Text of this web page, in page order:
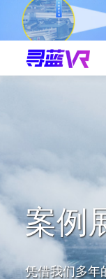
案例
凭借我们多年